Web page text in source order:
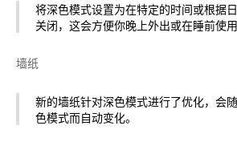
将深色模式设置为在特定的时间或根据
关闭，这会方便你晚上外出或在睡前使用
墙纸
新的墙纸针对深色模式进行了优化，会
色模式而自动变化。